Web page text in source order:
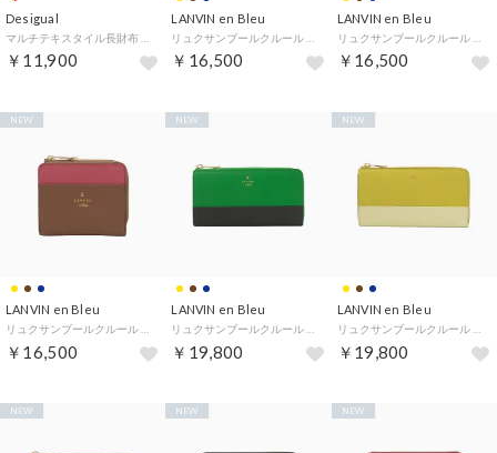
Desigual
￥11,900
LANVIN en Bleu
￥16,500
LANVIN en Bleu
￥16,500
LANVIN en Bleu
リュクサンブールクルール 二つ折りLF札入れ （ブラウン）
￥16,500
NEW
LANVIN en Bleu
リュクサンブールクルール L字札入れ （ネイビー）
￥19,800
NEW
LANVIN en Bleu
リュクサンブールクルール L字札入れ （イエロー）
￥19,800
NEW
NEW NEW NEW